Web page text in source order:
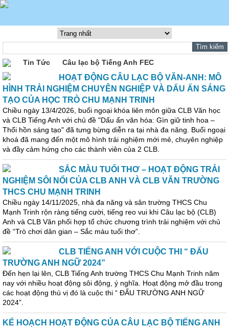
Tin Tức Câu lạc bộ Tiếng Anh FEC
HOẠT ĐỘNG CÂU LẠC BỘ VĂN-ANH: MÔ
HÌNH TRẢI NGHIỆM CHUYÊN NGHIỆP VÀ DẤU ẤN SÁNG
TẠO CỦA HỌC TRÒ CHU MẠNH TRINH
Chiều ngày 13/4/2026, buổi ngoại khóa liên môn giữa CLB Văn học
và CLB Tiếng Anh với chủ đề "Dấu ấn văn hóa: Gìn giữ tinh hoa –
Thổi hồn sáng tạo" đã tưng bừng diễn ra tại nhà đa năng. Buổi ngoại
khoá đã mang đến một mô hình trải nghiệm mới mẻ, chuyên nghiệp
và đầy cảm hứng cho các thành viên của 2 CLB.
SẮC MÀU TUỔI THƠ – HOẠT ĐỘNG TRẢI
NGHIỆM SÔI NỔI CỦA CLB ANH VÀ CLB VĂN TRƯỜNG
THCS CHU MẠNH TRINH
Chiều ngày 14/11/2025, nhà đa năng và sân trường THCS Chu
Mạnh Trinh rộn ràng tiếng cười, tiếng reo vui khi Câu lạc bộ (CLB)
Anh và CLB Văn phối hợp tổ chức chương trình trải nghiệm với chủ
đề “Trò chơi dân gian – Sắc màu tuổi thơ”.
CLB TIẾNG ANH VỚI CUỘC THI “ ĐẤU
TRƯỜNG ANH NGỮ 2024”
Đến hẹn lại lên, CLB Tiếng Anh trường THCS Chu Mạnh Trinh năm
nay với nhiều hoạt động sôi động, ý nghĩa. Hoạt động mở đầu trong
các hoạt động thú vị đó là cuộc thi “ ĐẤU TRƯỜNG ANH NGỮ
2024”.
KẾ HOẠCH HOẠT ĐỘNG CỦA CÂU LẠC BỘ TIẾNG ANH